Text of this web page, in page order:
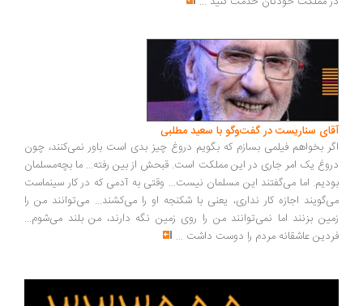
سناریست در گفت‌وگو با سعید مطلبی
بخواهم فیلمی بسازم که بگویم دروغ چیز بدی است باور نمی‌کنند، چون
یک امر جاری در این مملکت است. قبحش از بین رفته... ما بچه‌مسلمان
اما می‌گفتند این مسلمان نیست... وقتی به آدمی که در کار سینماست
اجازه کار نداری، یعنی با شکنجه او را می‌کشند... می‌توانند من را
بزنند اما نمی‌توانند من را روی زمین نگه دارند، من بلند می‌شوم...
عاشقانه مردم را دوست داشت ...